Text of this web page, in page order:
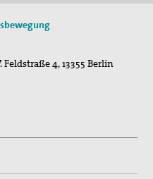
Friedensforu…
Feldstraße 4,13355 Berlin